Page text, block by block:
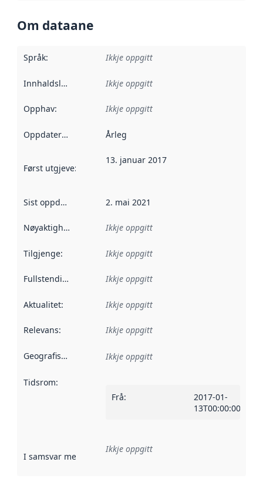
Om dataane
Språk: Ikkje oppgitt
Innhaldsleverandørar :
Ikkje oppgitt
Opphav: Ikkje oppgitt
Oppdateringsfrekvens :
Årleg
Først utgjeve: Denne datoen seier når dataa i dette
13. januar 2017
Sist oppdatert 2. mai 2021
Nøyaktigheit Ikkje oppgitt
Tilgjenge: Ikkje oppgitt
Fullstendigheit Ikkje oppgitt
Aktualitet: Ikkje oppgitt
Relevans: Ikkje oppgitt
Geografisk område Ikkje oppgitt
Tidsrom:
Frå:
2017-01-
13T00:00:00Z
I samsvar med Referanse til ei implementeringsregel eller
Ikkje oppgitt